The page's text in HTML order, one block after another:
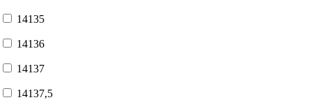
14135
14136
14137
14137,5